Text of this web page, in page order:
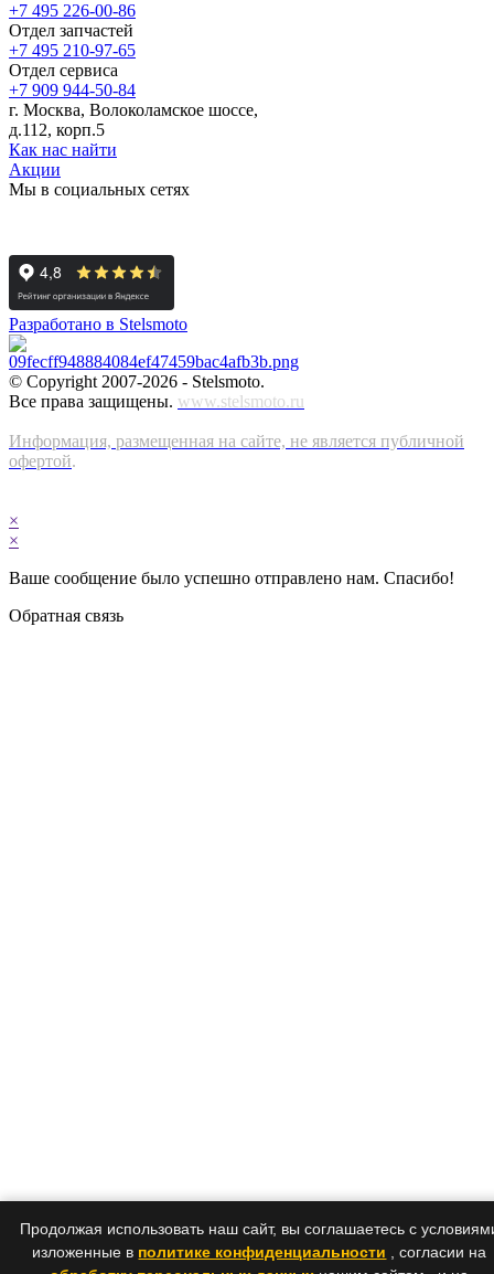
+7 495 226-00-86
Отдел запчастей
+7 495 210-97-65
Отдел сервиса
+7 909 944-50-84
г. Москва, Волоколамское шоссе,
д.112, корп.5
Как нас найти
Акции
Мы в социальных сетях
Разработано в Stelsmoto
© Copyright 2007-2026 - Stelsmoto.
Все права защищены. www.stelsmoto.ru
Информация, размещенная на сайте, не является публичной
офертой.
×
×
Ваше сообщение было успешно отправлено нам. Спасибо!
Обратная связь
Продолжая использовать наш сайт, вы соглашаетесь с
изложенные в политике конфиденциальности , согласии на